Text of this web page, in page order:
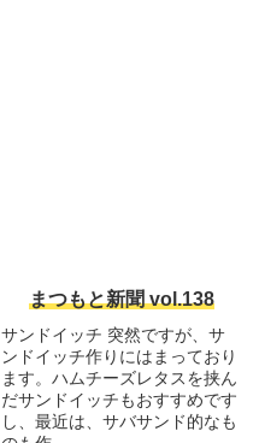
まつもと新聞 vol.138
サンドイッチ 突然ですが、サ
ンドイッチ作りにはまっており
ます。ハムチーズレタスを挟ん
だサンドイッチもおすすめです
し、最近は、サバサンド的なも